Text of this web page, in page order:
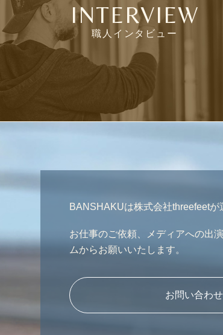
INTERVIEW
職人インタビュー
BANSHAKUは株式会社threefeetが
お仕事のご依頼、メディアへの出
ムからお願いいたします。
お問い合わ